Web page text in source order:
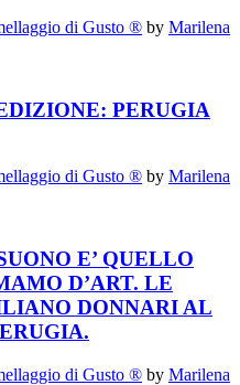
di Gusto ® by Marilena
PERUGIA
di Gusto ® by Marilena
E’ QUELLO
D’ART. LE
DONNARI AL
di Gusto ® by Marilena